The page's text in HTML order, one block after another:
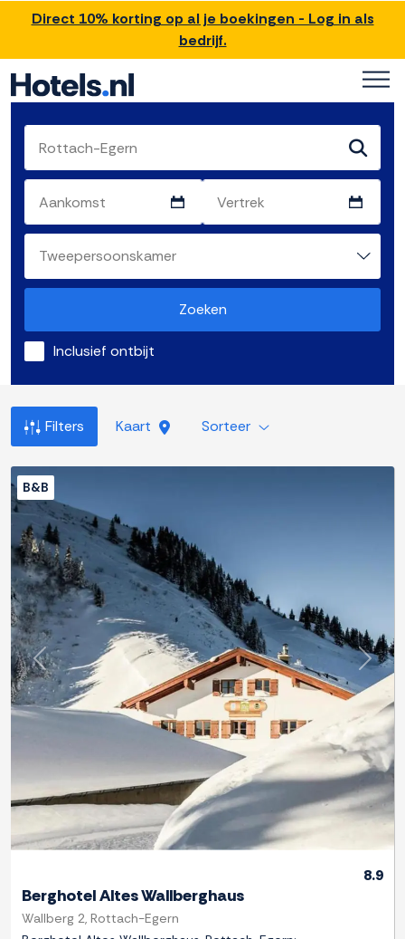
Direct 10% korting op al je boekingen - Log in als
bedrijf.
Zoeken
Inclusief ontbijt
Filters Kaart Sorteer
Previous Next
B&B
8.9
Berghotel Altes Wallberghaus
Wallberg 2, Rottach-Egern